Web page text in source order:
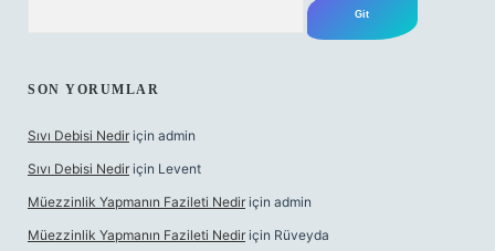
SON YORUMLAR
Sıvı Debisi Nedir için admin
Sıvı Debisi Nedir için Levent
Müezzinlik Yapmanın Fazileti Nedir için admin
Müezzinlik Yapmanın Fazileti Nedir için Rüveyda